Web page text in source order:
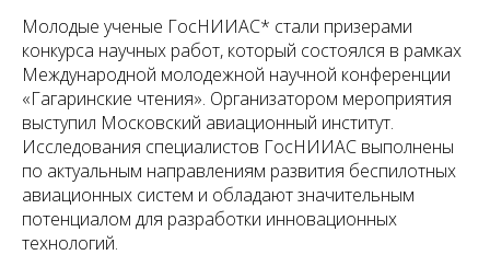
Молодые ученые ГосНИИАС* стали призерами
конкурса научных работ, который состоялся в рамках
Международной молодежной научной конференции
«Гагаринские чтения». Организатором мероприятия
выступил Московский авиационный институт.
Исследования специалистов ГосНИИАС выполнены
по актуальным направлениям развития беспилотных
авиационных систем и обладают значительным
потенциалом для разработки инновационных
технологий.